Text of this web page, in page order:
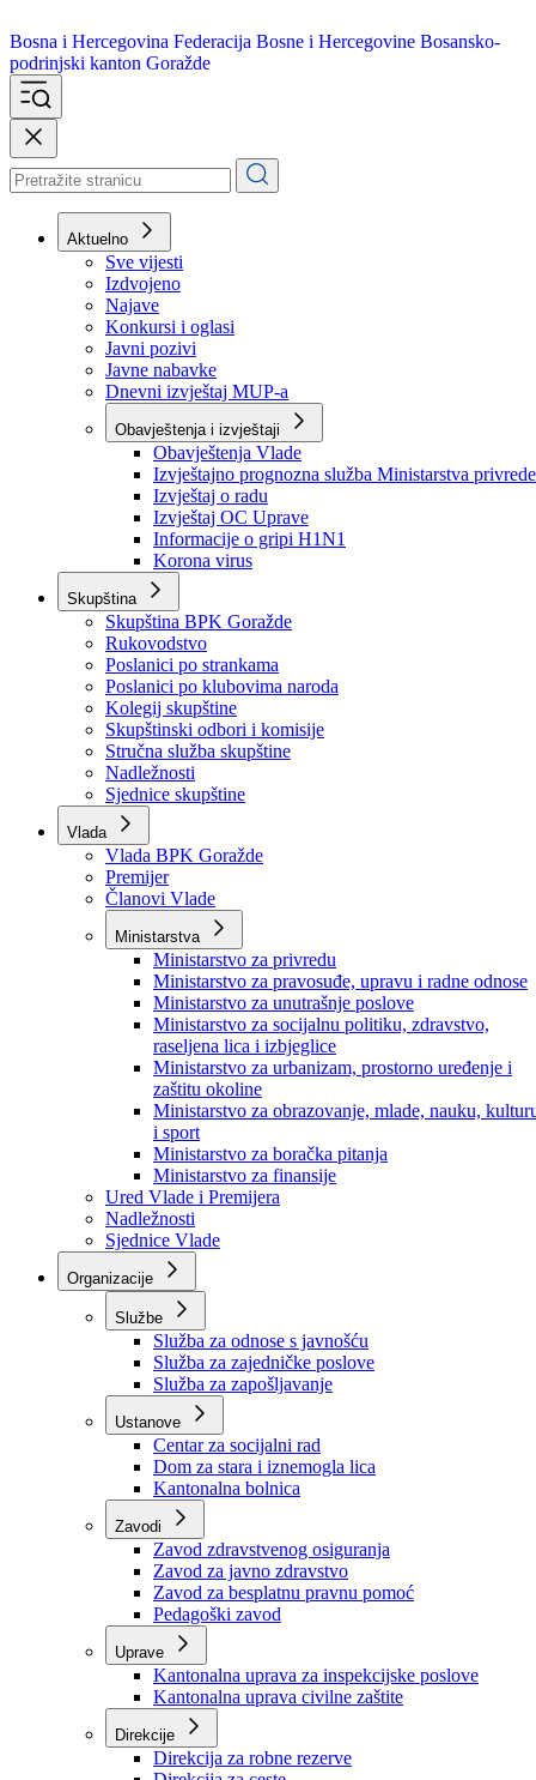
Bosna i Hercegovina
podrinjski kanton Goražde
Aktuelno
Sve vijesti
Izdvojeno
Najave
Konkursi i oglasi
Javni pozivi
Javne nabavke
Dnevni izvještaj MUP-a
Obavještenja i izvještaji
Obavještenja Vlade
Izvještajno prognozna služba Ministarstva privrede
Izvještaj o radu
Izvještaj OC Uprave
Informacije o gripi H1N1
Korona virus
Skupština
Skupština BPK Goražde
Rukovodstvo
Poslanici po strankama
Poslanici po klubovima naroda
Kolegij skupštine
Skupštinski odbori i komisije
Stručna služba skupštine
Nadležnosti
Sjednice skupštine
Vlada
Vlada BPK Goražde
Premijer
Članovi Vlade
Ministarstva
Ministarstvo za privredu
Ministarstvo za pravosuđe, upravu i radne odnose
Ministarstvo za unutrašnje poslove
Ministarstvo za socijalnu politiku, zdravstvo,
raseljena lica i izbjeglice
Ministarstvo za urbanizam, prostorno uređenje i
zaštitu okoline
Ministarstvo za obrazovanje, mlade, nauku,
i sport
Ministarstvo za boračka pitanja
Ministarstvo za finansije
Ured Vlade i Premijera
Nadležnosti
Sjednice Vlade
Organizacije
Službe
Služba za odnose s javnošću
Služba za zajedničke poslove
Služba za zapošljavanje
Ustanove
Centar za socijalni rad
Dom za stara i iznemogla lica
Kantonalna bolnica
Zavodi
Zavod zdravstvenog osiguranja
Zavod za javno zdravstvo
Zavod za besplatnu pravnu pomoć
Pedagoški zavod
Kantonalna uprava za inspekcijske poslove
Kantonalna uprava civilne zaštite